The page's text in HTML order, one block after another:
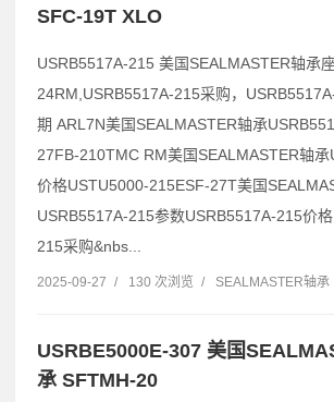
SFC-19T XLO
USRB5517A-215 美国SEALMASTER轴承
24RM,USRB5517A-215采购，
期 ARL7N美国SEALMASTER轴承
27FB-210TMC RM美国SEALMASTER轴
价格USTU5000-215ESF-27T美国
USRB5517A-215参数USRB5517A-215价
215采购&nbs...
2025-09-27 / 130 次浏览 / SEALMASTER轴承
USRBE5000E-307 美国
承 SFTMH-20